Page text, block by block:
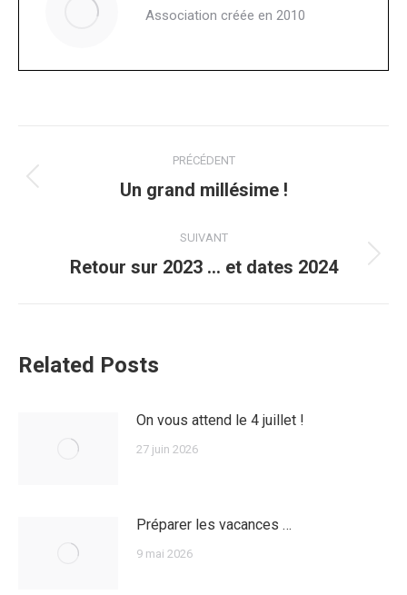
Association créée en 2010
PRÉCÉDENT
Un grand millésime !
SUIVANT
Retour sur 2023 … et dates 2024
Related Posts
On vous attend le 4 juillet !
27 juin 2026
Préparer les vacances …
9 mai 2026